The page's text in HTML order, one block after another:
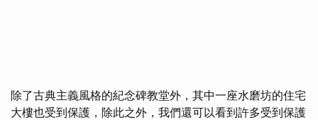
除了古典主義風格的紀念碑教堂外，其中一座水磨坊的住宅
大樓也受到保護，除此之外，我們還可以看到許多受到保護